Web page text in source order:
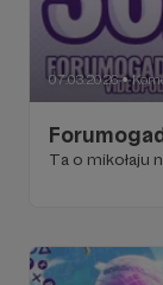
07.03.2026 ●
Ta o mikołaju